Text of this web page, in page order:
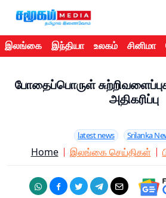
இலங்கை இந்தியா உலகம் சினிமா
போதைப்பொருள்
அதிகரிப்பு
latest news Srilanka
Home இலங்கை செய்திகள்